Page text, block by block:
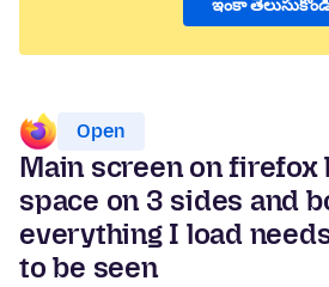
ఇంకా తెలుసుకోండి
Open
Main screen on firefox
space on 3 sides and
everything I load
to be seen